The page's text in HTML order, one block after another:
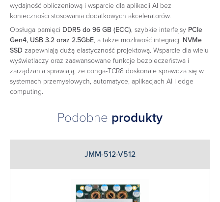
wydajność obliczeniową i wsparcie dla aplikacji AI bez
konieczności stosowania dodatkowych akceleratorów.
Obsługa pamięci DDR5 do 96 GB (ECC), szybkie interfejsy PCIe
Gen4, USB 3.2 oraz 2.5GbE, a także możliwość integracji NVMe
SSD zapewniają dużą elastyczność projektową. Wsparcie dla wielu
wyświetlaczy oraz zaawansowane funkcje bezpieczeństwa i
zarządzania sprawiają, że conga-TCR8 doskonale sprawdza się w
systemach przemysłowych, automatyce, aplikacjach AI i edge
computing.
Podobne produkty
JMM-512-V512